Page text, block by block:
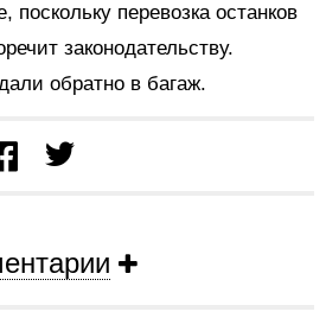
поскольку перевозка останков
законодательству.
обратно в багаж.